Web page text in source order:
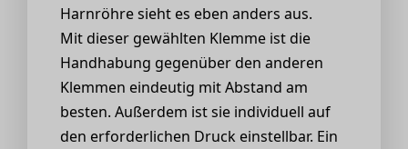
Harnröhre sieht es eben anders aus.
Mit dieser gewählten Klemme ist die
Handhabung gegenüber den anderen
Klemmen eindeutig mit Abstand am
besten. Außerdem ist sie individuell auf
den erforderlichen Druck einstellbar. Ein